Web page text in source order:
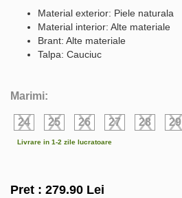
Material exterior: Piele naturala
Material interior: Alte materiale
Brant: Alte materiale
Talpa: Cauciuc
Marimi:
24 25 26 27 28 29
Livrare in 1-2 zile lucratoare
Pret : 279.90 Lei